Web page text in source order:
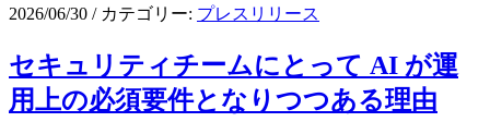
2026/06/30 / カテゴリー: プレスリリース
セキュリティチームにとって AI が運
用上の必須要件となりつつある理由